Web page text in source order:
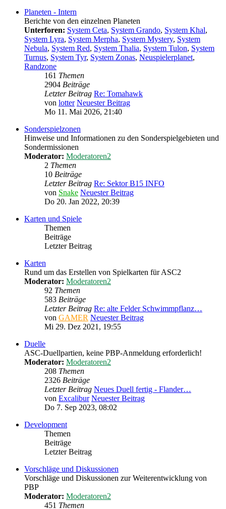
Planeten - Intern
Berichte von den einzelnen Planeten
Unterforen: System Ceta, System Grando, System Khal,
System Lyra, System Merpha, System Mystery, System
Nebula, System Red, System Thalia, System Tulon, System
Turnus, System Tyr, System Zonas, Neuspielerplanet,
Randzone
161 Themen
2904 Beiträge
Letzter Beitrag Re: Tomahawk
von lotter Neuester Beitrag
Mo 11. Mai 2026, 21:40
Sonderspielzonen
Hinweise und Informationen zu den Sonderspielgebieten und
Sondermissionen
Moderator: Moderatoren2
2 Themen
10 Beiträge
Letzter Beitrag Re: Sektor B15 INFO
von Snake Neuester Beitrag
Do 20. Jan 2022, 20:39
Karten und Spiele
Themen
Beiträge
Letzter Beitrag
Karten
Rund um das Erstellen von Spielkarten für ASC2
Moderator: Moderatoren2
92 Themen
583 Beiträge
Letzter Beitrag Re: alte Felder Schwimmpflanz…
von GAMER Neuester Beitrag
Mi 29. Dez 2021, 19:55
Duelle
ASC-Duellpartien, keine PBP-Anmeldung erforderlich!
Moderator: Moderatoren2
208 Themen
2326 Beiträge
Letzter Beitrag Neues Duell fertig - Flander…
von Excalibur Neuester Beitrag
Do 7. Sep 2023, 08:02
Development
Themen
Beiträge
Letzter Beitrag
Vorschläge und Diskussionen
Vorschläge und Diskussionen zur Weiterentwicklung von
PBP
Moderator: Moderatoren2
451 Themen